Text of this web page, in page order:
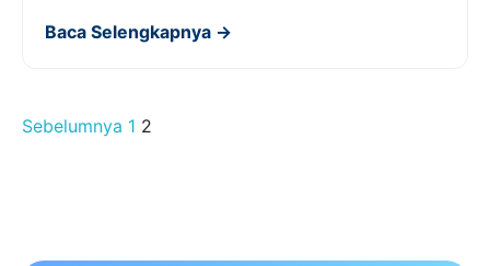
Baca Selengkapnya →
Paginasi
Sebelumnya 1 2